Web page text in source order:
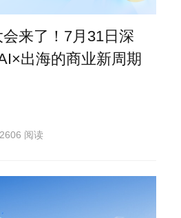
来了！7月31日深
出海的商业新周期
阅读